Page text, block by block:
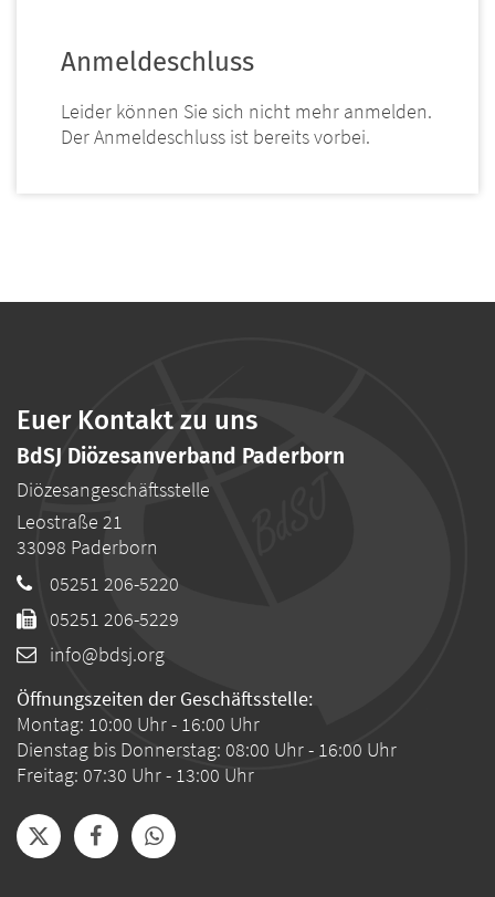
Anmeldeschluss
Leider können Sie sich nicht mehr anmelden.
Der Anmeldeschluss ist bereits vorbei.
Euer Kontakt zu uns
BdSJ Diözesanverband Paderborn
Diözesangeschäftsstelle
Leostraße 21
33098 Paderborn
05251 206-5220
05251 206-5229
info@bdsj.org
Öffnungszeiten der Geschäftsstelle:
Montag: 10:00 Uhr - 16:00 Uhr
Dienstag bis Donnerstag: 08:00 Uhr - 16:00 Uhr
Freitag: 07:30 Uhr - 13:00 Uhr